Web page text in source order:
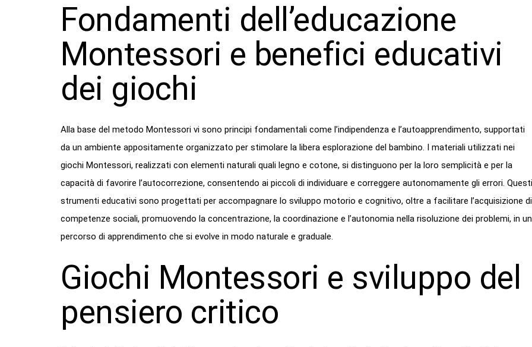
Fondamenti dell’educazione
Montessori e benefici educativi
dei giochi
Alla base del metodo Montessori vi sono principi fondamentali come l’indipendenza e l’autoapprendimento, supportati
da un ambiente appositamente organizzato per stimolare la libera esplorazione del bambino. I materiali utilizzati nei
giochi Montessori, realizzati con elementi naturali quali legno e cotone, si distinguono per la loro semplicità e per la
capacità di favorire l’autocorrezione, consentendo ai piccoli di individuare e correggere autonomamente gli errori. Questi
strumenti educativi sono progettati per accompagnare lo sviluppo motorio e cognitivo, oltre a facilitare l’acquisizione di
competenze sociali, promuovendo la concentrazione, la coordinazione e l’autonomia nella risoluzione dei problemi, in un
percorso di apprendimento che si evolve in modo naturale e graduale.
Giochi Montessori e sviluppo del
pensiero critico